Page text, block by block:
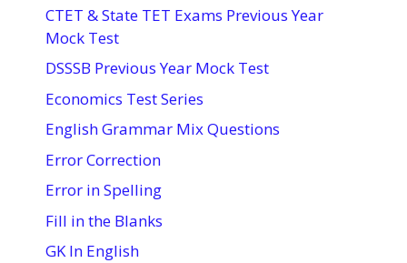
CTET & State TET Exams Previous Year
Mock Test
DSSSB Previous Year Mock Test
Economics Test Series
English Grammar Mix Questions
Error Correction
Error in Spelling
Fill in the Blanks
GK In English